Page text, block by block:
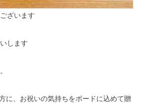
ざいます
します
に、お祝いの気持ちをボードに込めて贈